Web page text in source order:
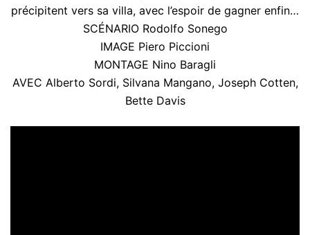
précipitent vers sa villa, avec l’espoir de gagner enfin…
SCÉNARIO Rodolfo Sonego
IMAGE Piero Piccioni
MONTAGE Nino Baragli
AVEC Alberto Sordi, Silvana Mangano, Joseph Cotten,
Bette Davis